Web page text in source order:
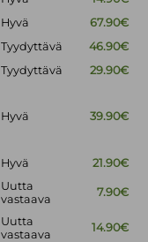
Hyvä
67.90€
Tyydyttävä
46.90€
Tyydyttävä
29.90€
Hyvä 39.90€
Hyvä 21.90€
Uutta
vastaava
7.90€
Uutta
vastaava
14.90€